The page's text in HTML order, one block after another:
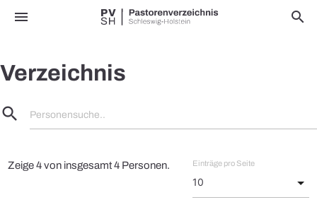
menu search
Verzeichnis
search Personensuche..
Zeige 4 von insgesamt 4 Personen. Einträge pro Seite